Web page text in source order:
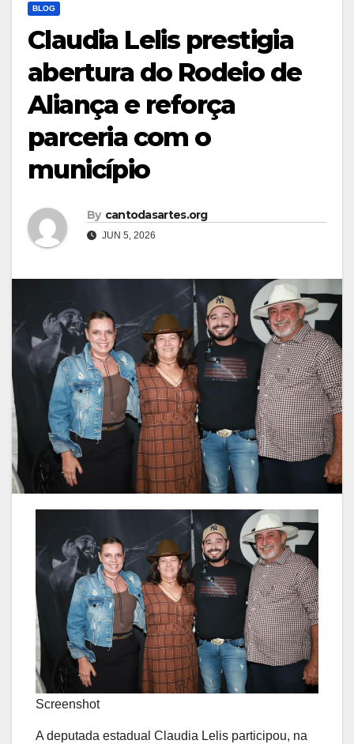
BLOG
Claudia Lelis prestigia
abertura do Rodeio de
Aliança e reforça
parceria com o
município
By cantodasartes.org
JUN 5, 2026
Screenshot
A deputada estadual Claudia Lelis participou, na